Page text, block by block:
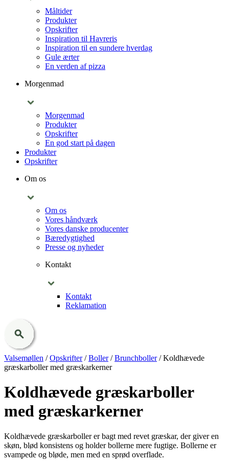
Måltider
Produkter
Opskrifter
Inspiration til Havreris
Inspiration til en sundere hverdag
Gule ærter
En verden af pizza
Morgenmad
Morgenmad
Produkter
Opskrifter
En god start på dagen
Produkter
Opskrifter
Om os
Om os
Vores håndværk
Vores danske producenter
Bæredygtighed
Presse og nyheder
Kontakt
Kontakt
Reklamation
Valsemøllen /Opskrifter/Boller/Brunchboller/Koldhævede
græskarboller med græskarkerner
Koldhævede græskarboller
med græskarkerner
Koldhævede græskarboller er bagt med revet græskar, der giver en
skøn, blød konsistens og holder bollerne mere fugtige. Bollerne er
svampede og bløde, men med en sprød overflade.